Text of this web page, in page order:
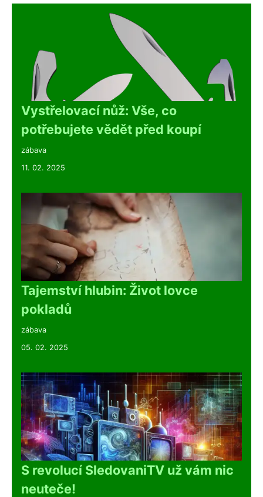
Vystřelovací nůž: Vše, co
potřebujete vědět před koupí
zábava
11. 02. 2025
Tajemství hlubin: Život lovce
pokladů
zábava
05. 02. 2025
S revolucí SledovaniTV už vám nic
neuteče!